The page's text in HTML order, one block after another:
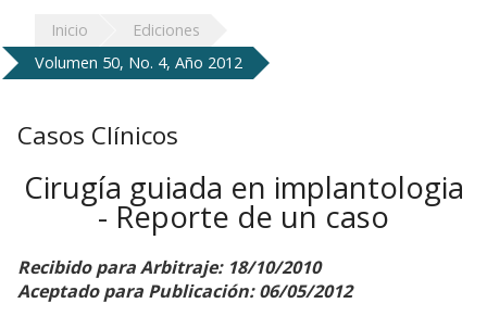
Inicio
Ediciones
Volumen 50, No. 4, Año 2012
Casos Clínicos
Cirugía guiada en implantologia
- Reporte de un caso
Recibido para Arbitraje: 18/10/2010
Aceptado para Publicación: 06/05/2012